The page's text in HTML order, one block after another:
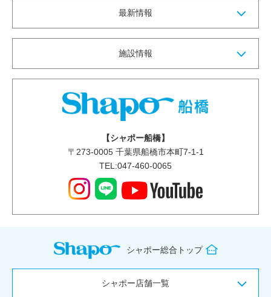
最新情報
施設情報
【シャポー船橋】
〒 273-0005千葉県船橋市本町7-1-1
TEL:047-460-0065
シャポー総合トップ
シャポー店舗一覧